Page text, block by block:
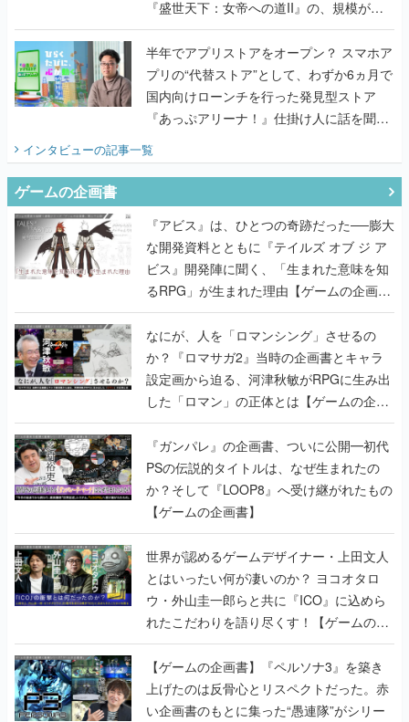
『盛世天下：女帝への道II』の、規模が違
うこだわりをプロデューサーに聞いた
半年でアプリストアをオープン？ スマホア
プリの“代替ストア”として、わずか6ヵ月で
国内向けローンチを行った発見型ストア
『あっぷアリーナ！』仕掛け人に話を聞い
てみた
インタビューの記事一覧
ゲームの企画書
『アビス』は、ひとつの奇跡だった──膨大
な開発資料とともに『テイルズ オブ ジ ア
ビス』開発陣に聞く、「生まれた意味を知
るRPG」が生まれた理由【ゲームの企画
書】
なにが、人を「ロマンシング」させるの
か？『ロマサガ2』当時の企画書とキャラ
設定画から迫る、河津秋敏がRPGに生み出
した「ロマン」の正体とは【ゲームの企画
書】
『ガンパレ』の企画書、ついに公開━初代
PSの伝説的タイトルは、なぜ生まれたの
か？そして『LOOP8』へ受け継がれたもの
【ゲームの企画書】
世界が認めるゲームデザイナー・上田文人
とはいったい何が凄いのか？ ヨコオタロ
ウ・外山圭一郎らと共に『ICO』に込めら
れたこだわりを語り尽くす！【ゲームの企
画書】
【ゲームの企画書】『ペルソナ3』を築き
上げたのは反骨心とリスペクトだった。赤
い企画書のもとに集った“愚連隊”がシリー